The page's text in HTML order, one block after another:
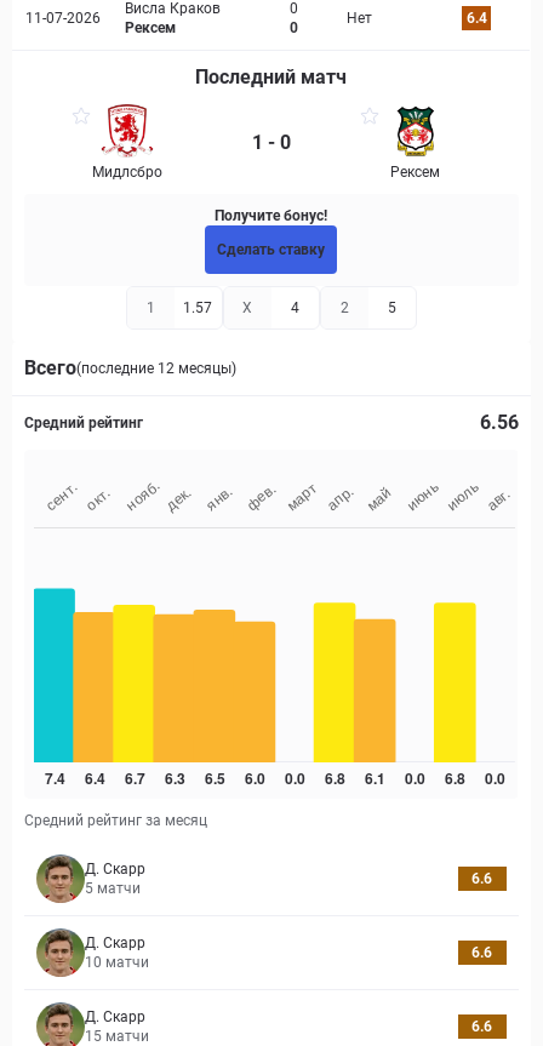
11-07-2026
Висла Краков
Рексем
0
0
Нет 6.4
Последний матч
Мидлсбро
1 - 0
Рексем
Получите бонус!
Сделать ставку
1 1.57 X 4 2 5
Всего(последние 12 месяцы)
Средний рейтинг 6.56
Средний рейтинг за месяц
Д. Скарр
5 матчи
6.6
Д. Скарр
10 матчи
6.6
Д. Скарр
15 матчи
6.6